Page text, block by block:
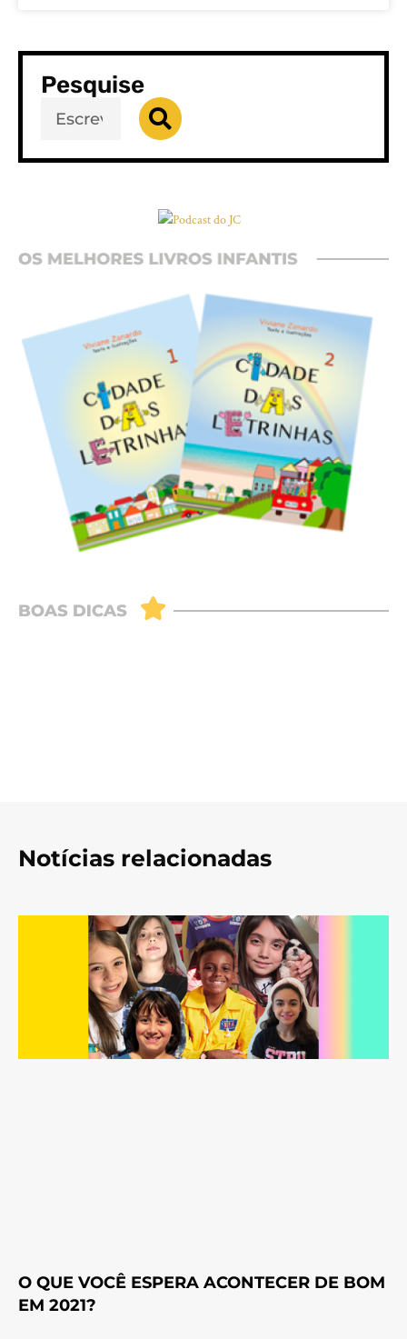
Pesquise
Notícias relacionadas
O QUE VOCÊ ESPERA ACONTECER DE BOM
EM 2021?